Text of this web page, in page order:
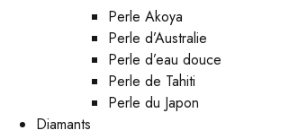
Perle Akoya
Perle d’Australie
Perle d’eau douce
Perle de Tahiti
Perle du Japon
Diamants